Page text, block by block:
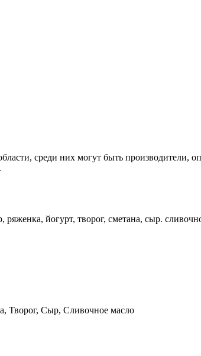
среди них могут быть производители,
йогурт, творог, сметана, сыр.
Творог, Сыр, Сливочное масло